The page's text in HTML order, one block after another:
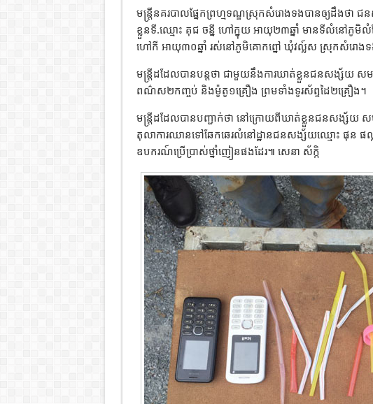
មន្រ្តីនគរបាលផ្នែកព្រហ្មទណ្ឌស្រុកសំរោងទងបានឲ្យដឹងថា
ខ្លួនទី.ឈ្មោះ គុជ ចន្នី ហៅក្នុយ អាយុ២៣ឆ្នាំ មានទីលំនៅភូមិ
ហៅកី អាយុ៣០ឆ្នាំ រស់នៅភូមិគោកព្នៅ ឃុំវល្ល៍ស ស្រុកសំរោងទ
មន្រ្តីដដែលបានបន្តថា ជាមួយនឹងការឃាត់ខ្លួនជនសង្ស័យ សម
ពណ៌ស២កញ្ចប់ និងម៉ូតូ១គ្រឿង ព្រមទាំងទូរស័ព្ទដៃ២គ្រឿង។
មន្រ្តីដដែលបានបញ្ជាក់ថា នៅក្រោយពីឃាត់ខ្លួនជនសង្ស័យ ស
តុលាការឈានទៅឆែកឆេរលំនៅដ្ឋានជនសង្ស័យឈ្មោះ ផុន ផល្
ឧបករណ៍ប្រើប្រាស់ថ្នាំញៀនផងដែរ៕ សេនា ស័ក្កិ